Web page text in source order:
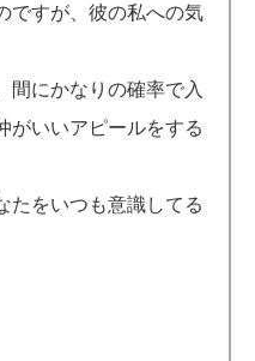
ですが、彼の私への気
間にかなりの確率で入
がいいアピールをする
たをいつも意識してる